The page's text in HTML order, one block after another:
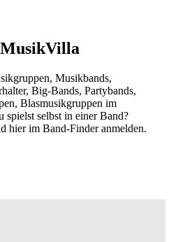
Musikbands,
Big-Bands, Partybands,
Blasmusikgruppen im
selbst in einer Band?
hier im Band-Finder anmelden.